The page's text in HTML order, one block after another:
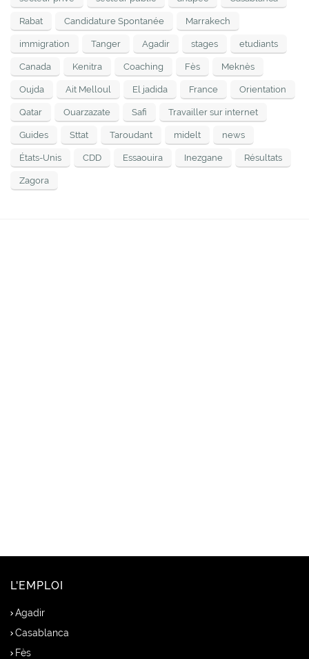
Rabat Candidature Spontanée Marrakech
immigration Tanger Agadir stages etudiants
Canada Kenitra Coaching Fès Meknès
Oujda Ait Melloul El jadida France Orientation
Qatar Ouarzazate Safi Travailler sur internet
Guides Sttat Taroudant midelt news
États-Unis CDD Essaouira Inezgane Résultats
Zagora
L'EMPLOI
Agadir
Casablanca
Fès